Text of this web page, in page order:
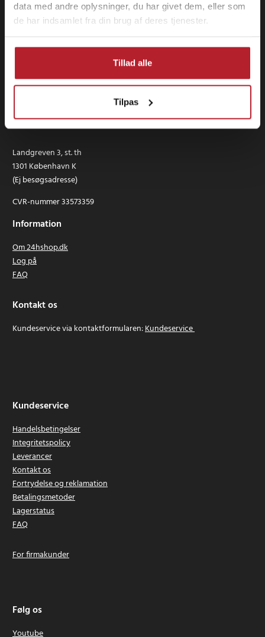
data med andre oplysninger, du har givet dem, eller som
de har indsamlet fra din brug af deres tjenester.
Tillad alle
Tilpas
24hshop.dk (24 se Sverige AB)
Landgreven 3, st. th
1301 København K
(Ej besøgsadresse)
CVR-nummer 33573359
Information
Om 24hshop.dk
Log på
FAQ
Kontakt os
Kundeservice via kontaktformularen:Kundeservice
Kundeservice
Handelsbetingelser
Integritetspolicy
Leverancer
Kontakt os
Fortrydelse og reklamation
Betalingsmetoder
Lagerstatus
FAQ
For firmakunder
Følg os
Youtube